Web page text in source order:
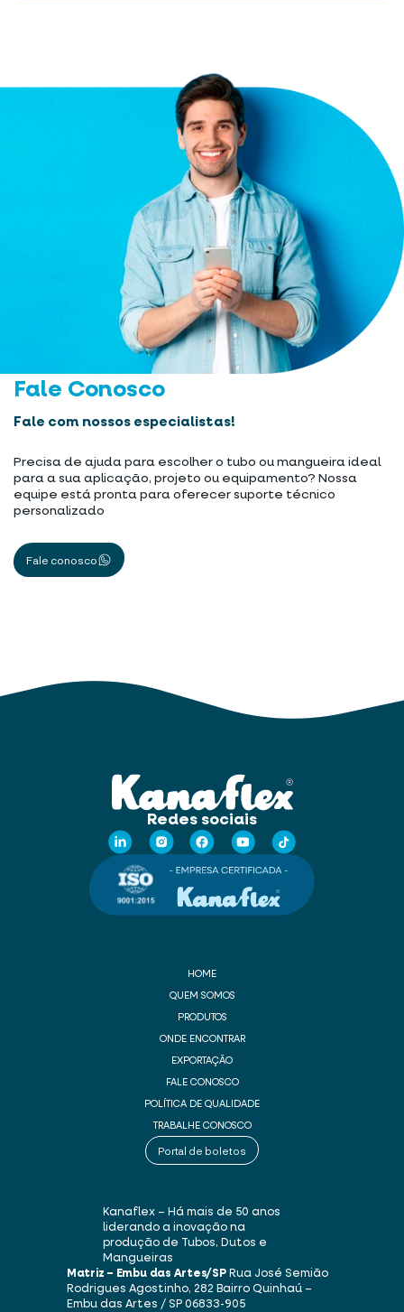
Fale Conosco
Fale com nossos especialistas!
Precisa de ajuda para escolher o tubo ou mangueira ideal
para a sua aplicação, projeto ou equipamento? Nossa
equipe está pronta para oferecer suporte técnico
personalizado
Fale conosco
Redes sociais
HOME
QUEM SOMOS
PRODUTOS
ONDE ENCONTRAR
EXPORTAÇÃO
FALE CONOSCO
POLÍTICA DE QUALIDADE
TRABALHE CONOSCO
Portal de boletos
Kanaflex – Há mais de 50 anos
liderando a inovação na
produção de Tubos, Dutos e
Mangueiras
Matriz – Embu das Artes/SPRua José Semião
Rodrigues Agostinho, 282 Bairro Quinhaú –
Embu das Artes / SP06833-905